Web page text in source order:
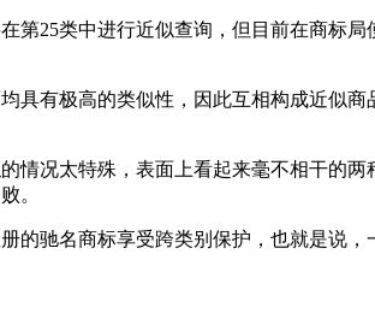
25类中进行近似查询，但目前在商标
有极高的类似性，因此互相构成近似商
况太特殊，表面上看起来毫不相干的
。
驰名商标享受跨类别保护，也就是说